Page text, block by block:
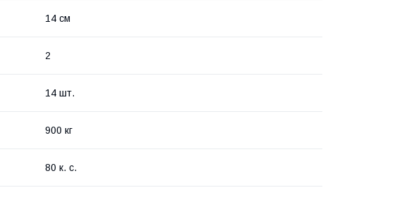
14 см
2
14 шт.
900 кг
80 к. с.